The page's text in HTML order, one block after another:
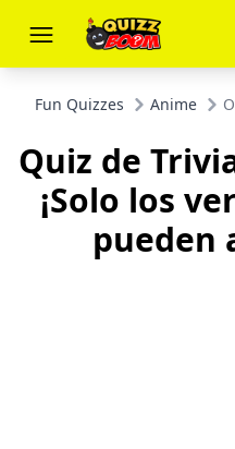
Fun Quizzes Anime
Quiz de
¡Solo los
pueden